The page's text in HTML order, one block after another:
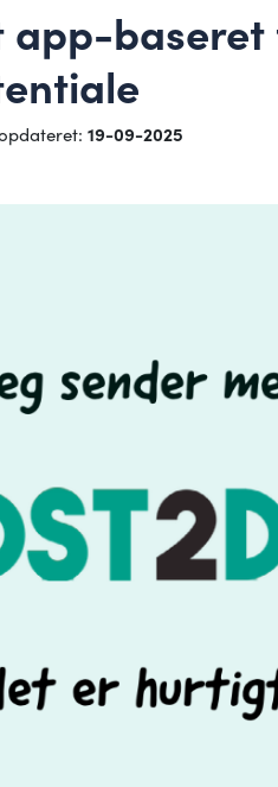
app-
19-09-2025